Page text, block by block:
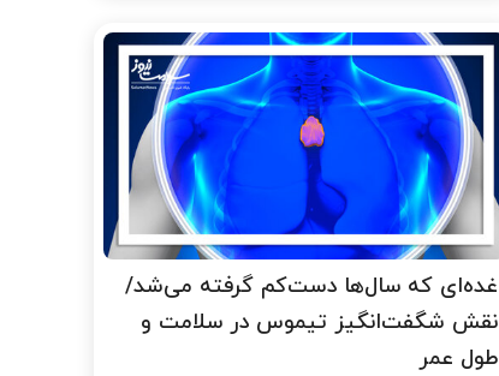
غده‌ای که سال‌ها دست‌کم گرفته می‌شد/
نقش شگفت‌انگیز تیموس در سلامت و
طول عمر